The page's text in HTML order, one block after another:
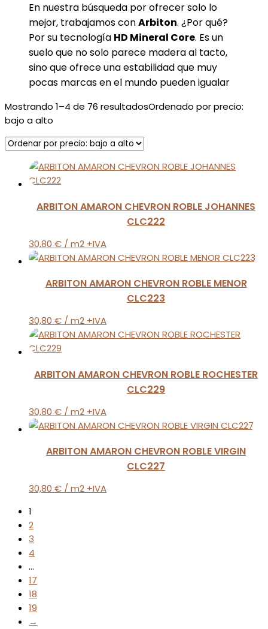
En nuestra búsqueda por ofrecer solo lo
mejor, trabajamos conArbiton. ¿Por qué?
Por su tecnología HD Mineral Core. Es un
suelo que no solo parece madera al tacto,
sino que ofrece una estabilidad que muy
pocas marcas en el mundo pueden igualar
Mostrando 1–4 de 76 resultadosOrdenado por precio:
bajo a alto
ARBITON AMARON CHEVRON ROBLE JOHANNES
CLC222
30,80 € / m2 +IVA
ARBITON AMARON CHEVRON ROBLE MENOR
CLC223
30,80 € / m2 +IVA
ARBITON AMARON CHEVRON ROBLE ROCHESTER
CLC229
30,80 € / m2 +IVA
ARBITON AMARON CHEVRON ROBLE VIRGIN
CLC227
30,80 € / m2 +IVA
1
2
3
4
…
17
18
19
→